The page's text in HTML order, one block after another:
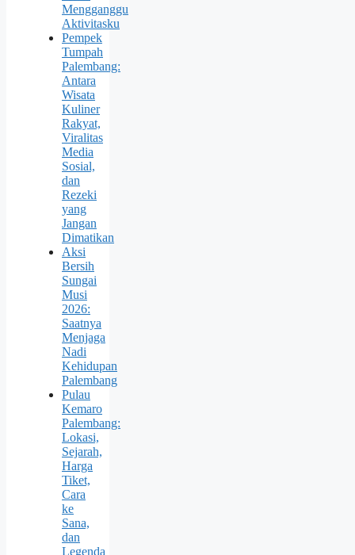
Mengganggu
Aktivitasku
Pempek
Tumpah
Palembang:
Antara
Wisata
Kuliner
Rakyat,
Viralitas
Media
Sosial,
dan
Rezeki
yang
Jangan
Dimatikan
Aksi
Bersih
Sungai
Musi
2026:
Saatnya
Menjaga
Nadi
Kehidupan
Palembang
Pulau
Kemaro
Palembang:
Lokasi,
Sejarah,
Harga
Tiket,
Cara
ke
Sana,
dan
Legenda